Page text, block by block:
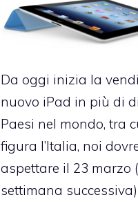
Da oggi inizia la
nuovo iPad in più di
Paesi nel mondo, tra
figura l’Italia, noi
aspettare il 23 marzo
settimana